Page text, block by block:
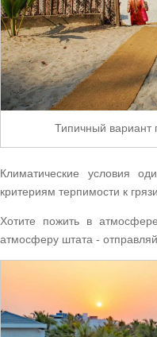
Типичный вариант
Климатические условия
критериям терпимости к
Хотите пожить в
атмосферу штата -